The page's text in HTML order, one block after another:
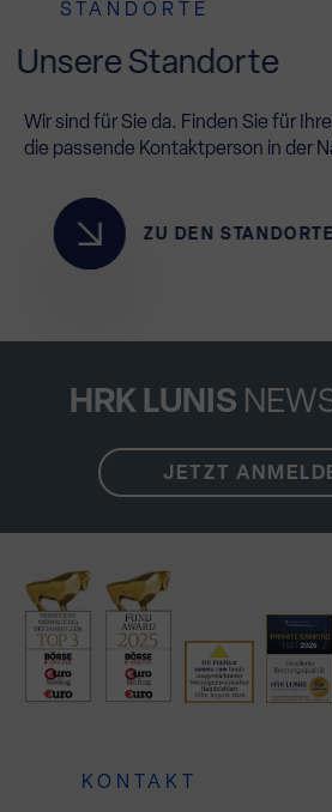
STANDORTE
Unsere Standorte
Wir sind für Sie da. Finden Sie für
die passende Kontaktperson in der
ZU DEN
HRK LUNIS
JETZT
KONTAKT